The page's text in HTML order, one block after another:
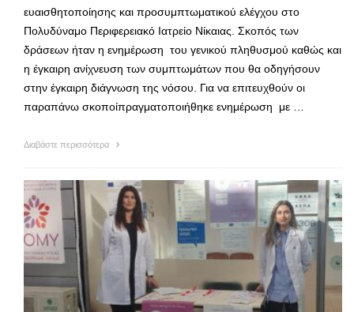
ευαισθητοποίησης και προσυμπτωματικού ελέγχου στο
Πολυδύναμο Περιφερειακό Ιατρείο Νίκαιας. Σκοπός των
δράσεων ήταν η ενημέρωση του γενικού πληθυσμού καθώς και
η έγκαιρη ανίχνευση των συμπτωμάτων που θα οδηγήσουν
στην έγκαιρη διάγνωση της νόσου. Για να επιτευχθούν οι
παραπάνω σκοποίπραγματοποιήθηκε ενημέρωση με …
Διαβάστε περισσότερα